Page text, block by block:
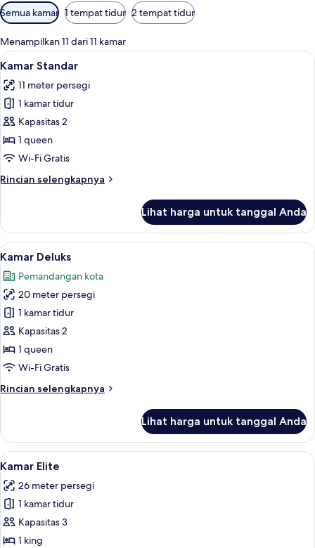
Filter
tersedia
untuk
kamar
Semua kamar 1 tempat tidur 2 tempat tidur
Menampilkan 11 dari 11 kamar
Lihat
semua
foto
untuk
Kamar
Standar
Kamar Standar | Seprai katun Mesir,
15
Kamar Standar
11 meter persegi
1 kamar tidur
Kapasitas 2
1 queen
Wi-Fi Gratis
Rincian selengkapnya
Rincian
Kamar
Standar
Lihat harga untuk tanggal Anda
Lihat
semua
foto
untuk
Kamar
Deluks
Kamar Deluks | Seprai katun Mesir,
17
Kamar Deluks
Pemandangan kota
20 meter persegi
1 kamar tidur
Kapasitas 2
1 queen
Wi-Fi Gratis
Rincian selengkapnya
Rincian
Kamar
Deluks
Lihat harga untuk tanggal Anda
Lihat
semua
foto
untuk
Kamar
Elite
Kamar Elite | Seprai katun Mesir,
26
Kamar Elite
26 meter persegi
1 kamar tidur
Kapasitas 3
1 king